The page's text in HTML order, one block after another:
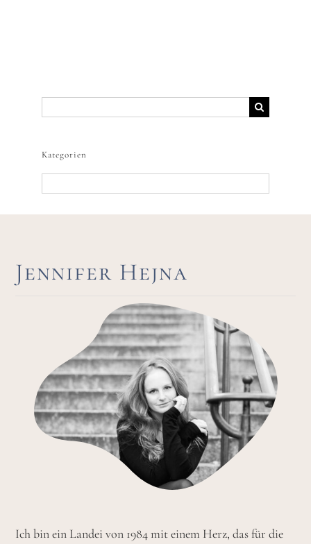
nach:
Kategorien
Jennifer Hejna
Ich bin ein Landei von 1984 mit einem Herz, das für die